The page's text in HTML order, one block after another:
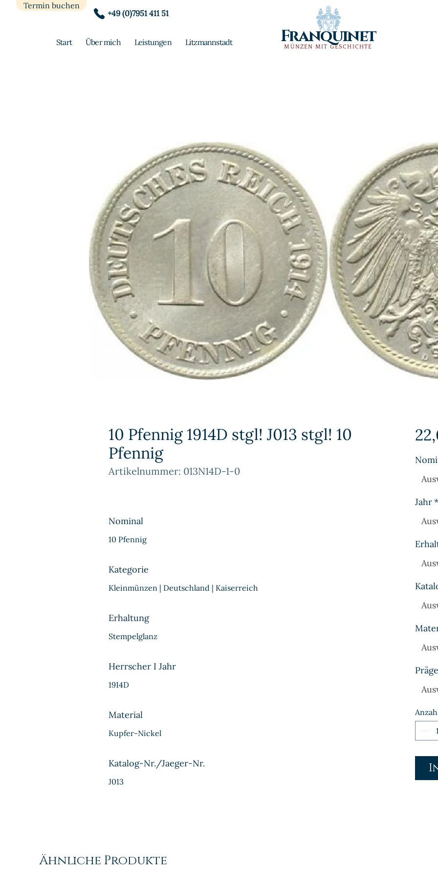
Termin buchen
Start Über mich Leistungen Litzmannstadt
+49 (0)7951 411 51
MÜNZEN MIT GESCHICHTE
Franquinet
10 Pfennig 1914D stgl! J013 stgl! 10
Pfennig
Artikelnummer: 013N14D-1-0
Nominal
10 Pfennig
Kategorie
Kleinmünzen | Deutschland | Kaiserreich
Erhaltung
Stempelglanz
Herrscher I Jahr
1914D
Material
Kupfer-Nickel
Katalog-Nr./Jaeger-Nr.
J013
Jahr*
Ähnliche Produkte